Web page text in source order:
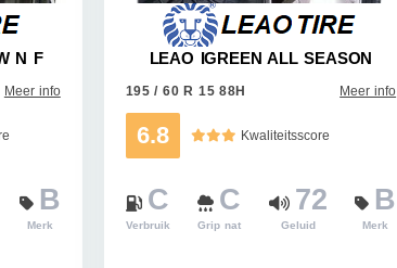
N F
Meer info
B
Merk
LEAO IGREEN ALL SEASON
195 / 60 R 15 88H Meer info
6.8 Kwaliteitsscore
C
Verbruik
C
Grip nat
72
Geluid
B
Merk